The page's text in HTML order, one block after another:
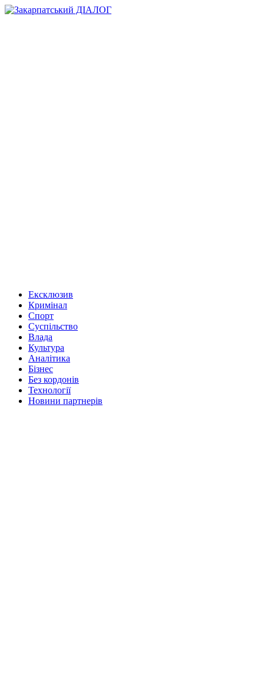
Ексклюзив
Кримінал
Спорт
Суспільство
Влада
Культура
Аналітика
Бізнес
Без кордонів
Технології
Новини партнерів